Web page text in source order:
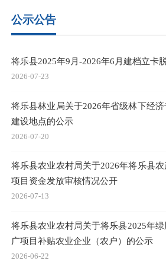
公示公告
将乐县2025年9月-2026年6月建档立卡
2026-07-23
将乐县林业局关于2026年省级林下经
建设地点的公示
2026-07-20
将乐县农业农村局关于2026年将乐县
项目资金发放审核情况公开
2026-07-13
将乐县农业农村局关于将乐县2025年
广项目补贴农业企业（农户）的公示
2026-06-22